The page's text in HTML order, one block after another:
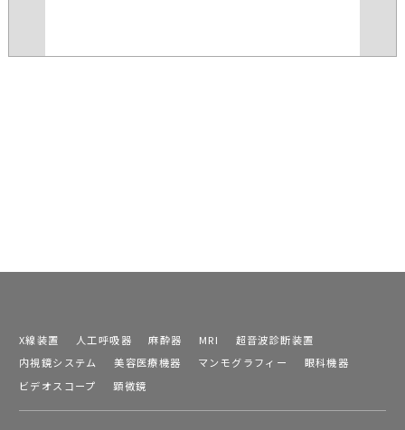
X線装置 人工呼吸器 麻酔器 MRI
超音波診断装置
内視鏡システム
美容医療機器 マンモグラフィー
眼科機器
ビデオスコープ
顕微鏡